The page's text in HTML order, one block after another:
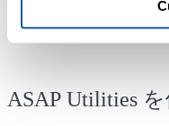
ASAP Utilities